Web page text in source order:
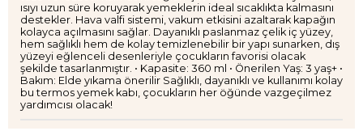
ısıyı uzun süre koruyarak yemeklerin ideal sıcaklıkta kalmasını
destekler. Hava valfi sistemi, vakum etkisini azaltarak kapağın
kolayca açılmasını sağlar. Dayanıklı paslanmaz çelik iç yüzey,
hem sağlıklı hem de kolay temizlenebilir bir yapı sunarken, dış
yüzeyi eğlenceli desenleriyle çocukların favorisi olacak
şekilde tasarlanmıştır. • Kapasite: 360 ml • Önerilen Yaş: 3 yaş+ •
Bakım: Elde yıkama önerilir Sağlıklı, dayanıklı ve kullanımı kolay
bu termos yemek kabı, çocukların her öğünde vazgeçilmez
yardımcısı olacak!